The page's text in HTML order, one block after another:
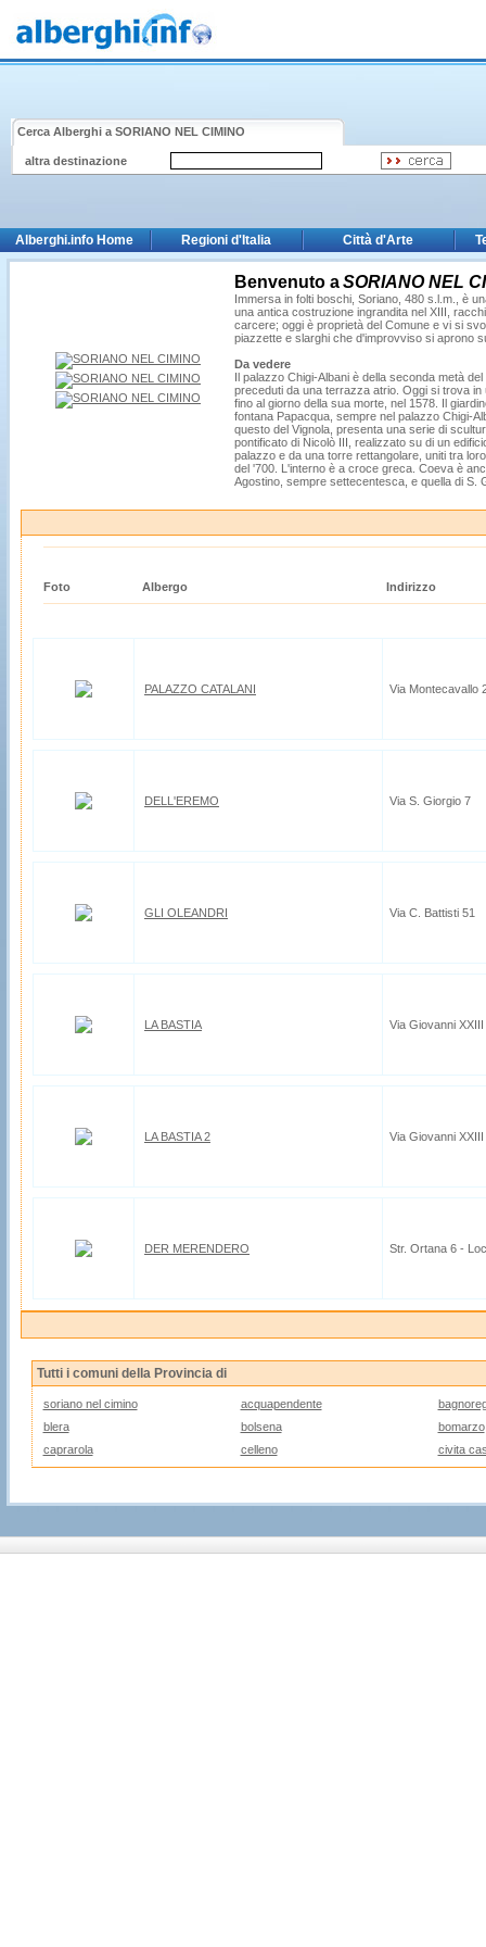
Cerca Alberghi a SORIANO NEL CIMINO
altra destinazione
Alberghi.info Home Regioni d'Italia Città d'Arte
Benvenuto a SORIANO NEL
Immersa in folti boschi, Soriano, 480 s.l.m., è
una antica costruzione ingrandita nel XIII,
carcere; oggi è proprietà del Comune e vi si
piazzette e slarghi che d'improvviso si aprono
Da vedere
Il palazzo Chigi-Albani è della seconda metà
preceduti da una terrazza atrio. Oggi si trova
fino al giorno della sua morte, nel 1578. Il
fontana Papacqua, sempre nel palazzo Chigi-
questo del Vignola, presenta una serie di
pontificato di Nicolò III, realizzato su di un
palazzo e da una torre rettangolare, uniti tra
del '700. L'interno è a croce greca. Coeva è
Agostino, sempre settecentesca, e quella di S.
Foto Albergo Indirizzo
PALAZZO CATALANI Via Montecavallo
DELL'EREMO Via S. Giorgio 7
GLI OLEANDRI Via C. Battisti 51
LA BASTIA Via Giovanni XXIII
LA BASTIA 2 Via Giovanni XXIII
DER MERENDERO Str. Ortana 6 -
Tutti i comuni della Provincia di
soriano nel cimino acquapendente
blera
bolsena
bomarzo
caprarola
celleno civita